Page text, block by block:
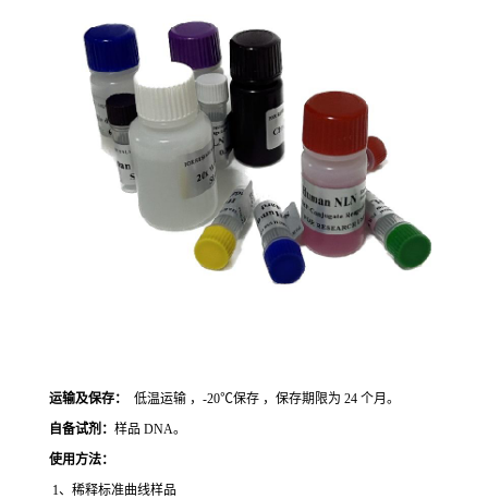
运输及保存：
低温运输 ，-20℃保存 ，保存期限为 24 个月。
自备试剂： 样品 DNA。
使用方法：
1、稀释标准曲线样品